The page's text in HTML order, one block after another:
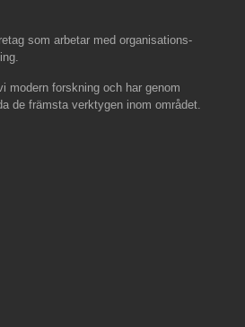
som arbetar med organisations-
modern forskning och har genom
de främsta verktygen inom området.